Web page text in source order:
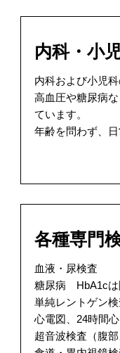
内科・小
内科および小児
高血圧や糖尿病
ています。
年齢を問わず、
各種専門
血液・尿検査
糖尿病 HbA1cは
単純レントゲ
心電図、24時間
超音波検査（腹